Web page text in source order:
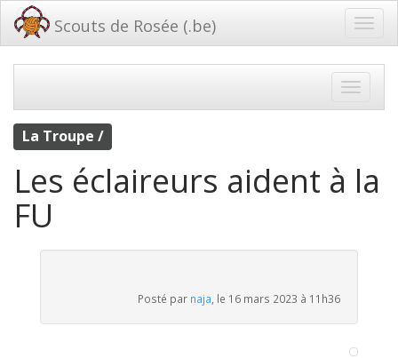
Scouts de Rosée (.be)
La Troupe /
Les éclaireurs aident à la
FU
Posté par naja , le 16 mars 2023 à 11h36